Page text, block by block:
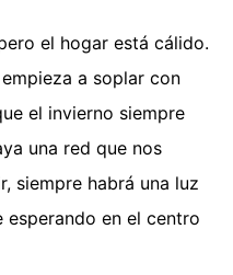
el hogar está cálido.
a soplar con
el invierno siempre
una red que nos
siempre habrá una luz
en el centro